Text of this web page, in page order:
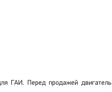
ГАИ. Перед продажей двигатель